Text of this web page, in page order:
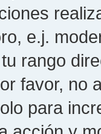
e.j.
rango
favor, no
para